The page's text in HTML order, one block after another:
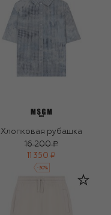
Хлопковая рубашка
16 200 ₽
11 350 ₽
-30%